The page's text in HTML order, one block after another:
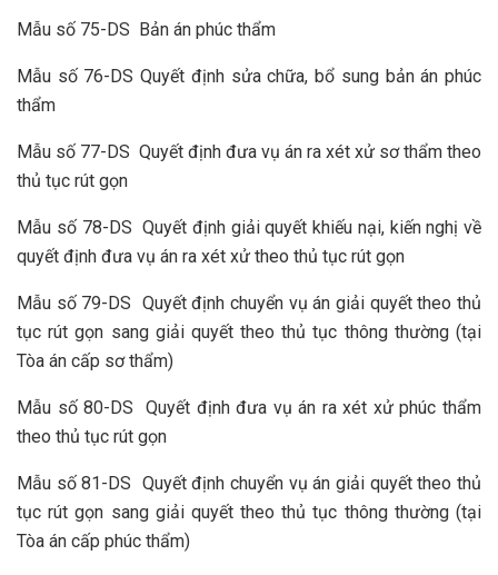
Mẫu số 75-DS Bản án phúc thẩm
Mẫu số 76-DS Quyết định sửa chữa, bổ sung bản án phúc
thẩm
Mẫu số 77-DS Quyết định đưa vụ án ra xét xử sơ thẩm theo
thủ tục rút gọn
Mẫu số 78-DS Quyết định giải quyết khiếu nại, kiến nghị về
quyết định đưa vụ án ra xét xử theo thủ tục rút gọn
Mẫu số 79-DS Quyết định chuyển vụ án giải quyết theo thủ
tục rút gọn sang giải quyết theo thủ tục thông thường (tại
Tòa án cấp sơ thẩm)
Mẫu số 80-DS Quyết định đưa vụ án ra xét xử phúc thẩm
theo thủ tục rút gọn
Mẫu số 81-DS Quyết định chuyển vụ án giải quyết theo thủ
tục rút gọn sang giải quyết theo thủ tục thông thường (tại
Tòa án cấp phúc thẩm)